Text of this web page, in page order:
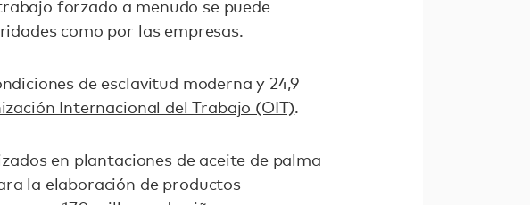
forzado a menudo se puede
como por las empresas.
de esclavitud moderna y 24,9
Internacional del Trabajo (OIT).
en plantaciones de aceite de palma
la elaboración de productos